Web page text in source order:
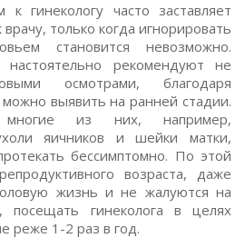
гинекологу часто заставляет
только когда игнорировать
становится невозможно.
настоятельно рекомендуют не
осмотрами, благодаря
выявить на ранней стадии.
из них, например,
яичников и шейки матки,
бессимптомно. По этой
возраста, даже
жизнь и не жалуются на
посещать гинеколога в целях
реже 1-2 раз в год.